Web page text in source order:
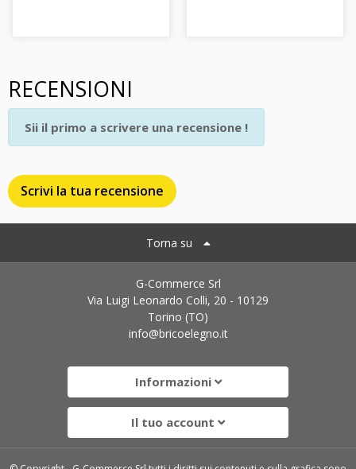
RECENSIONI
Scrivi la tua recensione
Sii il primo a scrivere una recensione !
Torna su
G-Commerce Srl
Via Luigi Leonardo Colli, 20 - 10129
Torino (TO)
info@bricoelegno.it
Informazioni
Il tuo account